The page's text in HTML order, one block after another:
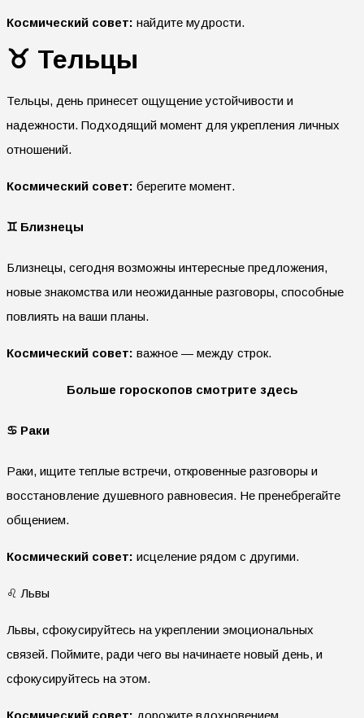
Космический совет: найдите мудрости.
♉ Тельцы
Тельцы, день принесет ощущение устойчивости и
надежности. Подходящий момент для укрепления личных
отношений.
Космический совет: берегите момент.
♊ Близнецы
Близнецы, сегодня возможны интересные предложения,
новые знакомства или неожиданные разговоры, способные
повлиять на ваши планы.
Космический совет: важное — между строк.
Больше гороскопов смотрите здесь
♋ Раки
Раки, ищите теплые встречи, откровенные разговоры и
восстановление душевного равновесия. Не пренебрегайте
общением.
Космический совет: исцеление рядом с другими.
♌ Львы
Львы, сфокусируйтесь на укреплении эмоциональных
связей. Поймите, ради чего вы начинаете новый день, и
сфокусируйтесь на этом.
Космический совет: дорожите вдохновением.